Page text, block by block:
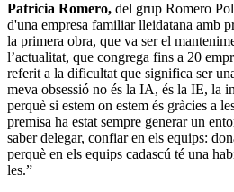
Patricia Romero, del grup Romero
d'una empresa familiar lleidatana amb
la primera obra, que va ser el
l’actualitat, que congrega fins a 20
referit a la dificultat que significa ser
meva obsessió no és la IA, és la IE, la
perquè si estem on estem és gràcies a
premisa ha estat sempre generar un
saber delegar, confiar en els equips:
perquè en els equips cadascú té una
les.”